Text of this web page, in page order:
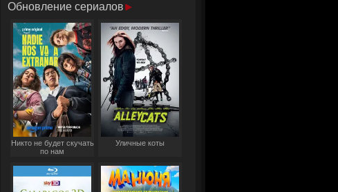
Обновление сериалов
Никто не будет скучать
по нам
Уличные коты